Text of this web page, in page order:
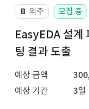
📔 외주 모집 중
EasyEDA 설계
팅 결과 도출
예상 금액
예상 기간
3일